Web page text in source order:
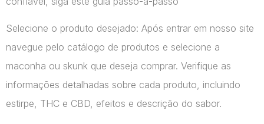
Selecione o produto desejado: Após entrar em nosso site
navegue pelo catálogo de produtos e selecione a
maconha ou skunk que deseja comprar. Verifique as
informações detalhadas sobre cada produto, incluindo
estirpe, THC e CBD, efeitos e descrição do sabor.